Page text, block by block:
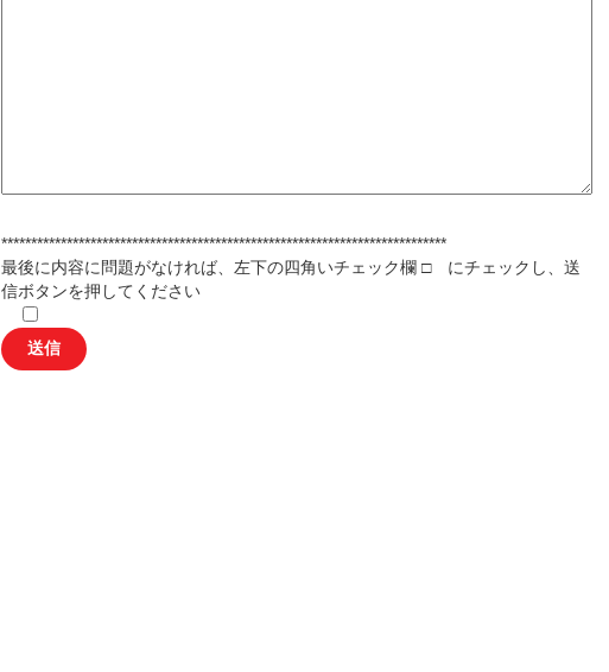
***************************************************************************
最後に内容に問題がなければ、左下の四角いチェック欄 □ にチェックし、送
信ボタンを押してください